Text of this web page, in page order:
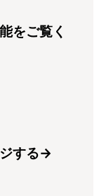
をご覧く
する→